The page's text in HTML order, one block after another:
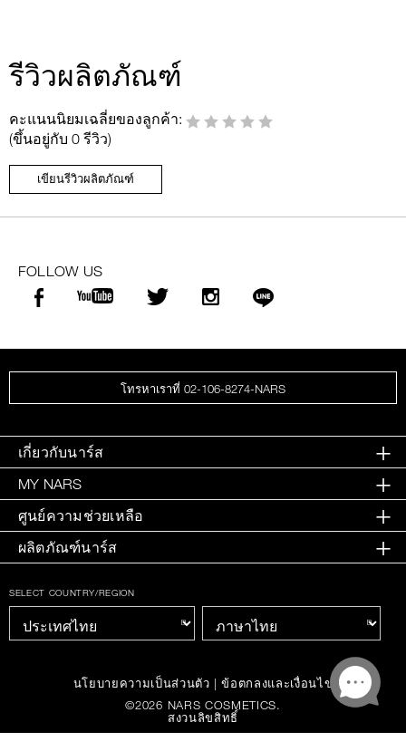
รีวิวผลิตภัณฑ์
คะแนนนิยมเฉลี่ยของลูกค้า:
(ขึ้นอยู่กับ 0 รีวิว)
เขียนรีวิวผลิตภัณฑ์
FOLLOW US
โทรหาเราที่ 02-106-8274-NARS
เกี่ยวกับนาร์ส
MY NARS
ศูนย์ความช่วยเหลือ
ผลิตภัณฑ์นาร์ส
SELECT COUNTRY/REGION
นโยบายความเป็นส่วนตัว |ข้อตกลงและเงื่อนไข
©2026 NARS COSMETICS.
สงวนลิขสิทธิ์